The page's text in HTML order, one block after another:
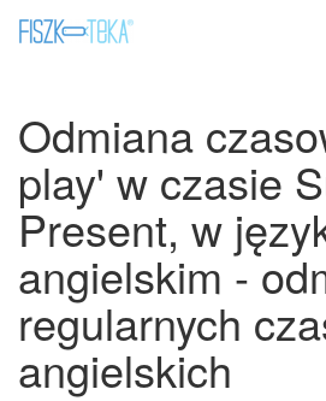
Odmiana
play' w czasie
Present, w
angielskim -
regularnych
angielskich